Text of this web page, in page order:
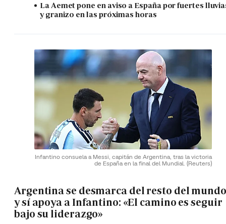
La Aemet pone en aviso a España por fuertes
y granizo en las próximas horas
Infantino consuela a Messi, capitán de Argentina, tras la victoria
de España en la final del Mundial. (Reuters)
Argentina se desmarca del resto del mundo
y sí apoya a Infantino: «El camino es seguir
bajo su liderazgo»